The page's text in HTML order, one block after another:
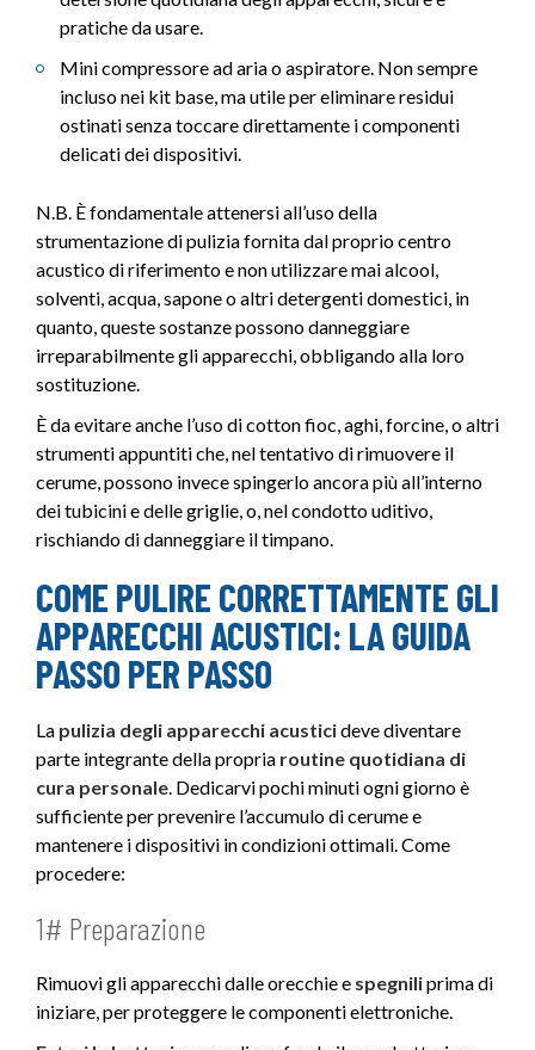
pratiche da usare.
Mini compressore ad aria o aspiratore. Non sempre
incluso nei kit base, ma utile per eliminare residui
ostinati senza toccare direttamente i componenti
delicati dei dispositivi.
N.B. È fondamentale attenersi all’uso della
strumentazione di pulizia fornita dal proprio centro
acustico di riferimento e non utilizzare mai alcool,
solventi, acqua, sapone o altri detergenti domestici, in
quanto, queste sostanze possono danneggiare
irreparabilmente gli apparecchi, obbligando alla loro
sostituzione.
È da evitare anche l’uso di cotton fioc, aghi, forcine, o altri
strumenti appuntiti che, nel tentativo di rimuovere il
cerume, possono invece spingerlo ancora più all’interno
dei tubicini e delle griglie, o, nel condotto uditivo,
rischiando di danneggiare il timpano.
COME PULIRE CORRETTAMENTE GLI
APPARECCHI ACUSTICI: LA GUIDA
PASSO PER PASSO
La pulizia degli apparecchi acusticideve diventare
parte integrante della propria routine quotidiana di
cura personale. Dedicarvi pochi minuti ogni giorno è
sufficiente per prevenire l’accumulo di cerume e
mantenere i dispositivi in condizioni ottimali. Come
procedere:
1# Preparazione
Rimuovi gli apparecchi dalle orecchie e spegniliprima di
iniziare, per proteggere le componenti elettroniche.